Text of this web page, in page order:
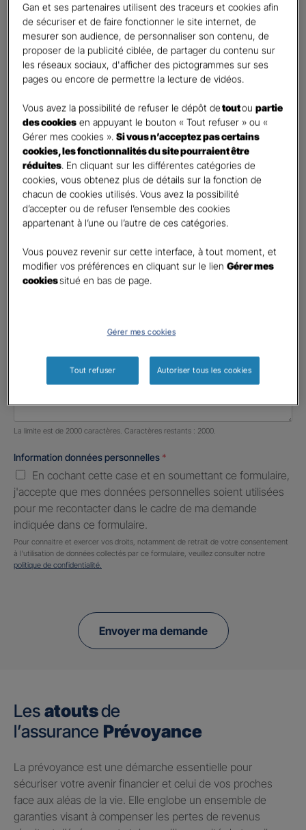
Etes-vous déjà client Gan assurances ?*
Oui
Non
Civilité*
Madame
Monsieur
Contact*
First
Votre profession
Profession libérale
Téléphone
United
Informations complémentaires (facultatif)
Nombre de caractères restants :2000 caractères restants
La limite est de 2000 caractères. Caractères restants : 2000.
Information données personnelles *
En cochant cette case et en soumettant ce formulaire,
j'accepte que mes données personnelles soient utilisées
pour me recontacter dans le cadre de ma demande
indiquée dans ce formulaire.
Pour connaitre et exercer vos droits, notamment de retrait de votre consentement
à l'utilisation de données collectés par ce formulaire, veuillez consulter notre
politique de confidentialité.
Envoyer ma demande
Les atoutsde
l’assurance Prévoyance
​La prévoyance est une démarche essentielle pour
sécuriser votre avenir financier et celui de vos proches
face aux aléas de la vie. Elle englobe un ensemble de
garanties visant à compenser les pertes de revenus
Gan et ses partenaires utilisent des traceurs et cookies afin
de sécuriser et de faire fonctionner le site internet, de
mesurer son audience, de personnaliser son contenu, de
proposer de la publicité ciblée, de partager du contenu sur
les réseaux sociaux, d'afficher des pictogrammes sur ses
pages ou encore de permettre la lecture de vidéos.
Vous avez la possibilité de refuser le dépôt detoutoupartie
des cookies en appuyant le bouton « Tout refuser » ou «
Gérer mes cookies ».Si vous n’acceptez pas certains
cookies, les fonctionnalités du site pourraient être
réduites. En cliquant sur les différentes catégories de
cookies, vous obtenez plus de détails sur la fonction de
chacun de cookies utilisés. Vous avez la possibilité
d’accepter ou de refuser l’ensemble des cookies
appartenant à l’une ou l’autre de ces catégories.
Vous pouvez revenir sur cette interface, à tout moment, et
modifier vos préférences en cliquant sur le lienGérer mes
cookiessitué en bas de page.
Gérer mes cookies
Tout refuser Autoriser tous les cookies